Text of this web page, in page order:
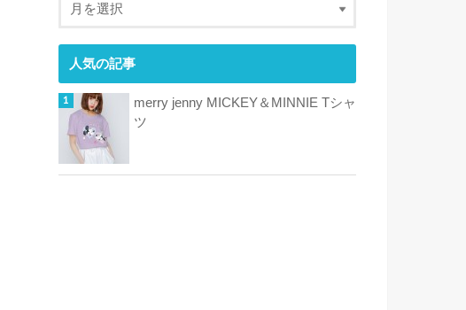
人気の記事
merry jenny MICKEY＆MINNIE Tシャ
ツ